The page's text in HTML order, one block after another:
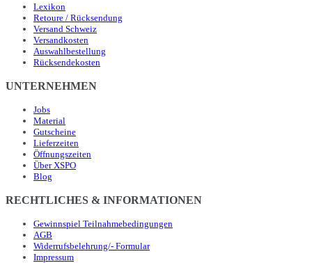
Lexikon
Retoure / Rücksendung
Versand Schweiz
Versandkosten
Auswahlbestellung
Rücksendekosten
UNTERNEHMEN
Jobs
Material
Gutscheine
Lieferzeiten
Öffnungszeiten
Über XSPO
Blog
RECHTLICHES & INFORMATIONEN
Gewinnspiel Teilnahmebedingungen
AGB
Widerrufsbelehrung/- Formular
Impressum